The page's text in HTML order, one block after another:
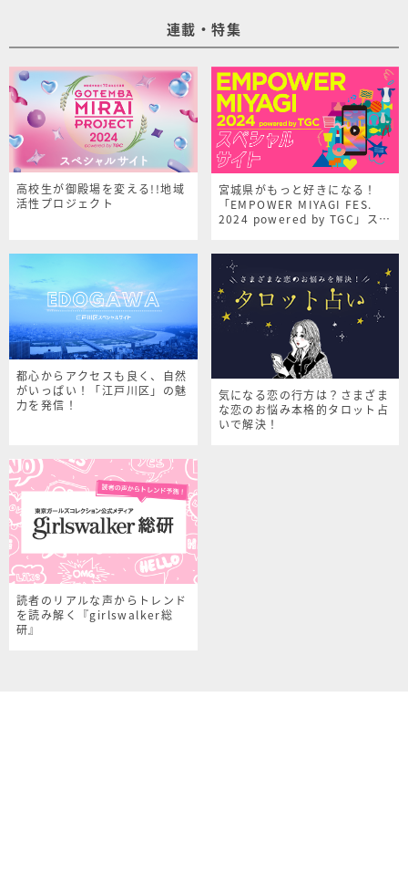
連載・特集
高校生が御殿場を変える!!地域
活性プロジェクト
宮城県がもっと好きになる！
「EMPOWER MIYAGI FES.
2024 powered by TGC」スペ
都心からアクセスも良く、自然
がいっぱい！「江戸川区」の魅
力を発信！
気になる恋の行方は？さまざま
な恋のお悩み本格的タロット占
いで解決！
読者のリアルな声からトレンド
を読み解く『girlswalker総
研』